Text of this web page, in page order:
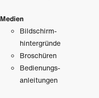
Medien
Bildschirm­
hintergründe
Broschüren
Bedienungs­
anleitungen